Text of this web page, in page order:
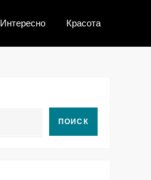
Интересно Красота
ПОИСК